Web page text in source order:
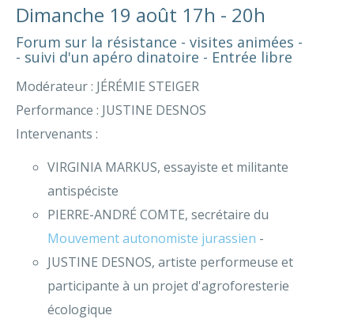
Dimanche 19 août 17h - 20h
Forum sur la résistance - visites animées -
- suivi d'un apéro dinatoire - Entrée libre
Modérateur : JÉRÉMIE STEIGER
Performance : JUSTINE DESNOS
Intervenants :
VIRGINIA MARKUS, essayiste et militante
antispéciste
PIERRE-ANDRÉ COMTE, secrétaire du
Mouvement autonomiste jurassien -
JUSTINE DESNOS, artiste performeuse et
participante à un projet d'agroforesterie
écologique